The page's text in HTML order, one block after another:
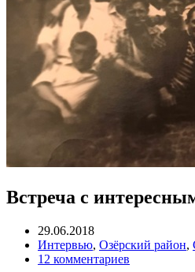
Встреча с
29.06.2018
Интервью, Озёрский район,
12 комментариев